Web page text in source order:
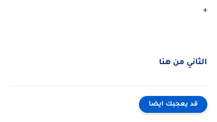
+
الثاني من هنا
قد يعجبك ايضا